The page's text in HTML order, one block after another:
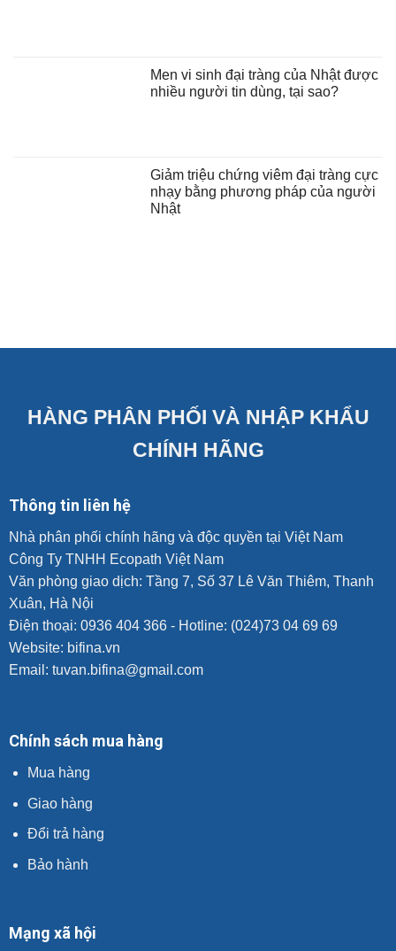
Men vi sinh đại tràng của Nhật được
nhiều người tin dùng, tại sao?
Giảm triệu chứng viêm đại tràng cực
nhạy bằng phương pháp của người
Nhật
HÀNG PHÂN PHỐI VÀ NHẬP KHẨU
CHÍNH HÃNG
Thông tin liên hệ
Nhà phân phối chính hãng và độc quyền tại Việt Nam
Công Ty TNHH Ecopath Việt Nam
Văn phòng giao dịch: Tầng 7, Số 37 Lê Văn Thiêm, Thanh
Xuân, Hà Nội
Điện thoại: 0936 404 366 - Hotline: (024)73 04 69 69
Website: bifina.vn
Email: tuvan.bifina@gmail.com
Chính sách mua hàng
Mua hàng
Giao hàng
Đổi trả hàng
Bảo hành
Mạng xã hội